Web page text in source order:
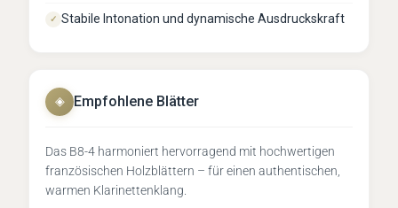
✓ Stabile Intonation und dynamische Ausdruckskraft
◈ Empfohlene Blätter
Das B8-4 harmoniert hervorragend mit hochwertigen
französischen Holzblättern – für einen authentischen,
warmen Klarinettenklang.